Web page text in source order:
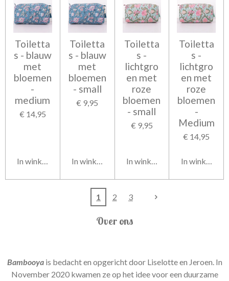
Toiletta
s - blauw
met
bloemen
-
medium
€ 14,95
In winkelwagen
Toiletta
s - blauw
met
bloemen
- small
€ 9,95
In winkelwagen
Toiletta
s -
lichtgro
en met
roze
bloemen
- small
€ 9,95
In winkelwagen
Toiletta
s -
lichtgro
en met
roze
bloemen
-
Medium
€ 14,95
In
1 2 3
Over ons
Bambooyais bedacht en opgericht door Liselotte en Jeroen. In
November 2020 kwamen ze op het idee voor een duurzame